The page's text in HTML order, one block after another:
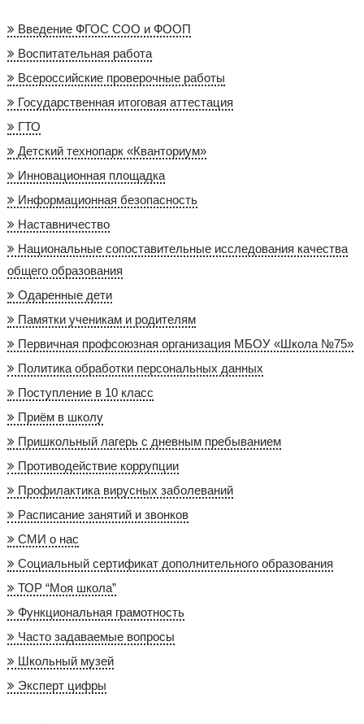
Введение ФГОС СОО и ФООП
Воспитательная работа
Всероссийские проверочные работы
Государственная итоговая аттестация
ГТО
Детский технопарк «Кванториум»
Инновационная площадка
Информационная безопасность
Наставничество
Национальные сопоставительные исследования качества
общего образования
Одаренные дети
Памятки ученикам и родителям
Первичная профсоюзная организация МБОУ «Школа №75»
Политика обработки персональных данных
Поступление в 10 класс
Приём в школу
Пришкольный лагерь с дневным пребыванием
Противодействие коррупции
Профилактика вирусных заболеваний
Расписание занятий и звонков
СМИ о нас
Социальный сертификат дополнительного образования
ТОР “Моя школа”
Функциональная грамотность
Часто задаваемые вопросы
Школьный музей
Эксперт цифры